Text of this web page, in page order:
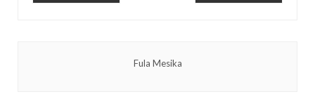
Fula Mesika